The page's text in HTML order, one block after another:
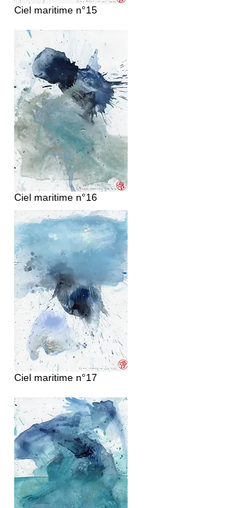
Ciel maritime n°15
Ciel maritime n°16
Ciel maritime n°17